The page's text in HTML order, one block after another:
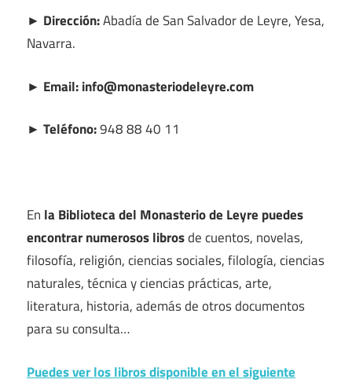
► Dirección:Abadía de San Salvador de Leyre, Yesa,
Navarra.
► Email: info@monasteriodeleyre.com
► Teléfono:948 88 40 11
En la Biblioteca del Monasterio de Leyre puedes
encontrar numerosos librosde cuentos, novelas,
filosofía, religión, ciencias sociales, filología, ciencias
naturales, técnica y ciencias prácticas, arte,
literatura, historia, además de otros documentos
para su consulta…
Puedes ver los libros disponible en el siguiente